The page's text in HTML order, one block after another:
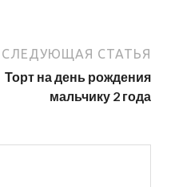
СЛЕДУЮЩАЯ СТАТЬЯ
Торт на день рождения
мальчику 2 года